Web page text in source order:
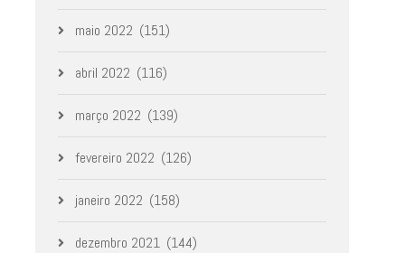
maio 2022 (151)
abril 2022 (116)
março 2022 (139)
fevereiro 2022 (126)
janeiro 2022 (158)
dezembro 2021 (144)